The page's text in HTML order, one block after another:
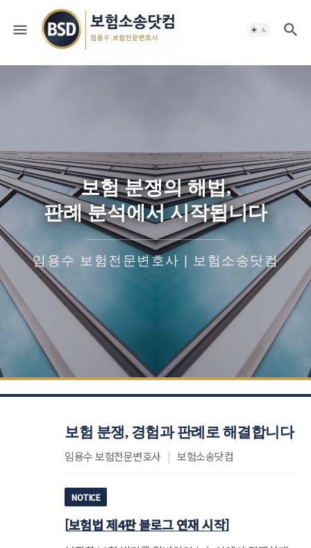
보험 분쟁의 해법,
판례 분석에서 시작됩니다
임용수 보험전문변호사 | 보험소송닷컴
보험 분쟁, 경험과 판례로 해결합니다
임용수 보험전문변호사 | 보험소송닷컴
NOTICE
[보험법 제4판 블로그 연재 시작]